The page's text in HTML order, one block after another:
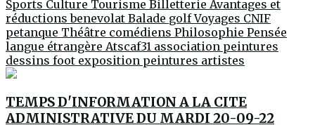
Sports Culture Tourisme Billetterie Avantages et
réductionsbenevolat Balade golfVoyages CNIF
petanque Théâtre comédiens Philosophie Pensée
langue étrangère Atscaf31 association peintures
dessins foot exposition peintures artistes
TEMPS D'INFORMATION A LA CITE
ADMINISTRATIVE DU MARDI 20-09-22